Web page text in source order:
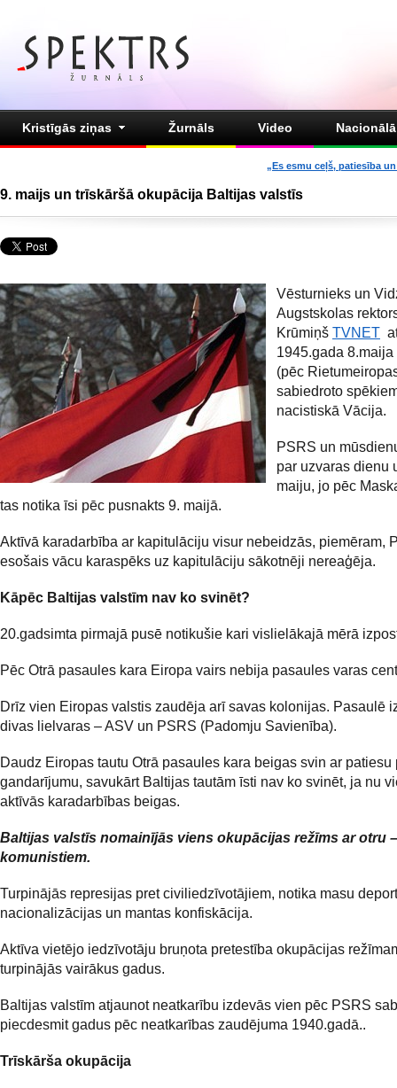
Kristīgās ziņas Žurnāls Video
„Es esmu ceļš, patiesība
9. maijs un trīskāršā okupācija Baltijas valstīs
Vēsturnieks un
Augstskolas
Krūmiņš TVNET
1945.gada 8.maija
(pēc
sabiedroto
nacistiskā Vācija.
PSRS un
par uzvaras dienu
maiju, jo pēc
tas notika īsi pēc pusnakts 9. maijā.
Aktīvā karadarbība ar kapitulāciju visur nebeidzās, piemēram,
esošais vācu karaspēks uz kapitulāciju sākotnēji nereaģēja.
Kāpēc Baltijas valstīm nav ko svinēt?
20.gadsimta pirmajā pusē notikušie kari vislielākajā mērā
Pēc Otrā pasaules kara Eiropa vairs nebija pasaules varas
Drīz vien Eiropas valstis zaudēja arī savas kolonijas. Pasaulē
divas lielvaras – ASV un PSRS (Padomju Savienība).
Daudz Eiropas tautu Otrā pasaules kara beigas svin ar patiesu
gandarījumu, savukārt Baltijas tautām īsti nav ko svinēt, ja nu
aktīvās karadarbības beigas.
Baltijas valstīs nomainījās viens okupācijas režīms ar otru
komunistiem.
Turpinājās represijas pret civiliedzīvotājiem, notika masu
nacionalizācijas un mantas konfiskācija.
Aktīva vietējo iedzīvotāju bruņota pretestība okupācijas
turpinājās vairākus gadus.
Baltijas valstīm atjaunot neatkarību izdevās vien pēc PSRS
piecdesmit gadus pēc neatkarības zaudējuma 1940.gadā..
Trīskārša okupācija